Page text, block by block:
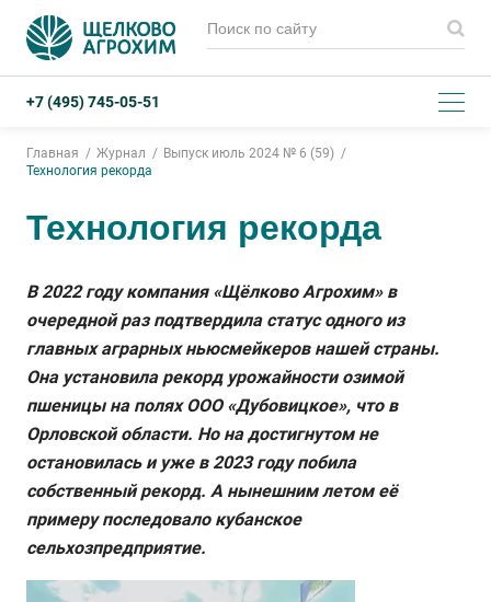
+7 (495) 745-05-51
Главная Журнал
Выпуск июль 2024 № 6 (59)
Технология рекорда
Технология рекорда
В 2022 году компания «Щёлково Агрохим» в
очередной раз подтвердила статус одного из
главных аграрных ньюсмейкеров нашей страны.
Она установила рекорд урожайности озимой
пшеницы на полях ООО «Дубовицкое», что в
Орловской области. Но на достигнутом не
остановилась и уже в 2023 году побила
собственный рекорд. А нынешним летом её
примеру последовало кубанское
сельхозпредприятие.